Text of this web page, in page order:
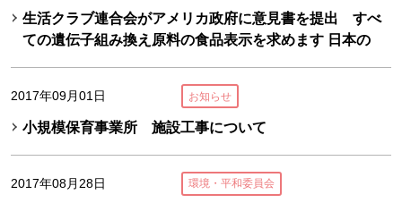
生活クラブ連合会がアメリカ政府に意見書を提出 すべ
ての遺伝子組み換え原料の食品表示を求めます 日本の
2017年09月01日 お知らせ
小規模保育事業所 施設工事について
2017年08月28日 環境・平和委員会